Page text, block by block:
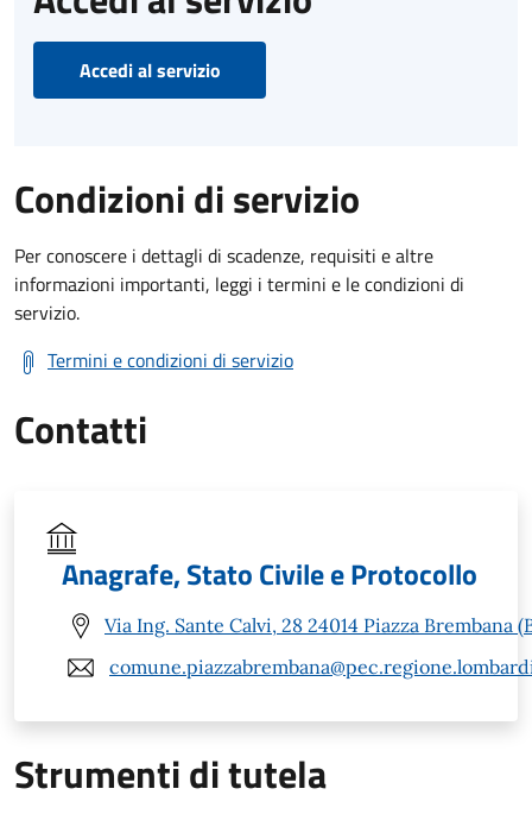
Accedi al servizio
Condizioni di servizio
Per conoscere i dettagli di scadenze, requisiti e altre
informazioni importanti, leggi i termini e le condizioni di
servizio.
Termini e condizioni di servizio
Contatti
Anagrafe, Stato Civile e Protocollo
Via Ing. Sante Calvi, 28 24014 Piazza Brembana
Strumenti di tutela